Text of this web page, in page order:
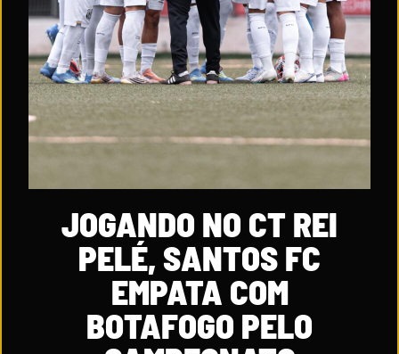
JOGANDO NO CT REI
PELÉ, SANTOS FC
EMPATA COM
BOTAFOGO PELO